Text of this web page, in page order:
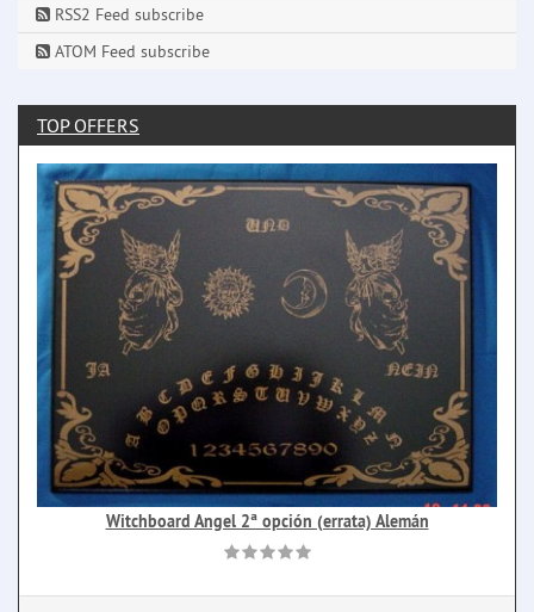
RSS2 Feed subscribe
ATOM Feed subscribe
TOP OFFERS
Witchboard Angel 2ª opción (errata) Alemán